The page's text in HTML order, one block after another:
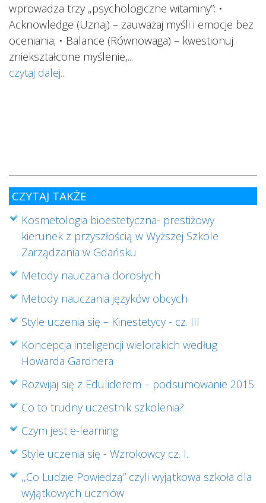
wprowadza trzy „psychologiczne witaminy”: •
Acknowledge (Uznaj) – zauważaj myśli i emocje bez
oceniania; • Balance (Równowaga) – kwestionuj
zniekształcone myślenie,...
czytaj dalej...
CZYTAJ TAKŻE
Kosmetologia bioestetyczna- prestiżowy
kierunek z przyszłością w Wyższej Szkole
Zarządzania w Gdańsku
Metody nauczania dorosłych
Metody nauczania języków obcych
Style uczenia się – Kinestetycy - cz. III
Koncepcja inteligencji wielorakich według
Howarda Gardnera
Rozwijaj się z Eduliderem – podsumowanie 2015
Co to trudny uczestnik szkolenia?
Czym jest e-learning
Style uczenia się - Wzrokowcy cz. I.
,,Co Ludzie Powiedzą” czyli wyjątkowa szkoła dla
wyjątkowych uczniów